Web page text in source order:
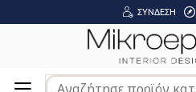
ΣΎΝΔΕΣΗ